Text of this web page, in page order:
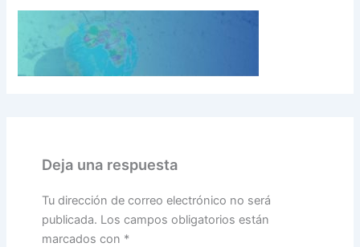
Deja una respuesta
Tu dirección de correo electrónico no será
publicada. Los campos obligatorios están
marcados con *